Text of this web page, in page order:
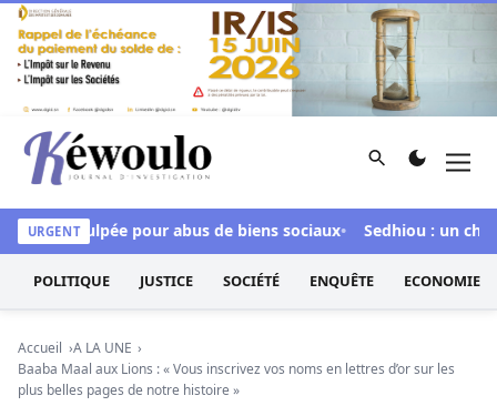
Aller au contenu
Kéwoulo, le premier site d'information et d'investigation
Rechercher
URGENT
inculpée pour abus de biens sociaux Sedhiou : un
POLITIQUE JUSTICE SOCIÉTÉ ENQUÊTE ECONOMIE
Accueil
A LA UNE
Baaba Maal aux Lions : « Vous inscrivez vos noms en lettres d’or sur les
plus belles pages de notre histoire »